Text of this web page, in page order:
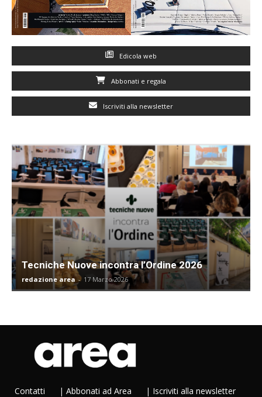
Edicola web
Abbonati e regala
Iscriviti alla newsletter
Tecniche Nuove incontra l’Ordine 2026
redazione area - 17 Marzo 2026
Contatti | Abbonati ad Area | Iscriviti alla newsletter